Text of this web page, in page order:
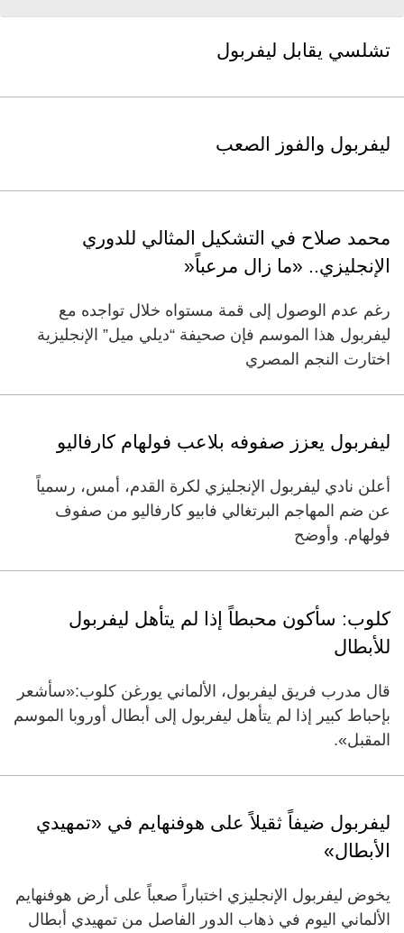
تشلسي يقابل ليفربول
ليفربول والفوز الصعب
محمد صلاح في التشكيل المثالي للدوري
الإنجليزي.. «ما زال مرعباً«
رغم عدم الوصول إلى قمة مستواه خلال تواجده مع
ليفربول هذا الموسم فإن صحيفة “ديلي ميل” الإنجليزية
اختارت النجم المصري
ليفربول يعزز صفوفه بلاعب فولهام كارفاليو
أعلن نادي ليفربول الإنجليزي لكرة القدم، أمس، رسمياً
عن ضم المهاجم البرتغالي فابيو كارفاليو من صفوف
فولهام. وأوضح
كلوب: سأكون محبطاً إذا لم يتأهل ليفربول
للأبطال
قال مدرب فريق ليفربول، الألماني يورغن كلوب:«سأشعر
بإحباط كبير إذا لم يتأهل ليفربول إلى أبطال أوروبا الموسم
المقبل».
ليفربول ضيفاً ثقيلاً على هوفنهايم في «تمهيدي
الأبطال»
يخوض ليفربول الإنجليزي اختباراً صعباً على أرض هوفنهايم
الألماني اليوم في ذهاب الدور الفاصل من تمهيدي أبطال